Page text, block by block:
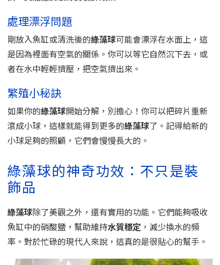
處理漂浮問題
剛放入魚缸或清洗後的綠藻球可能會漂浮在水面上，這
是因為裡面有空氣的關係。你可以等它自然沉下去，或
者在水中輕輕擠壓，把空氣擠出來。
繁殖小秘訣
如果你的綠藻球開始分解，別擔心！你可以把碎片重新
滾成小球，這樣就能得到更多的綠藻球了。記得給新的
小球足夠的照顧，它們會慢慢長大的。
綠藻球的神奇功效：不只是裝
飾品
綠藻球除了美觀之外，還有實用的功能。它們能夠吸收
魚缸中的硝酸鹽，幫助維持水質穩定 ，減少換水的頻
率。對於忙碌的現代人來說，這真的是很貼心的幫手。